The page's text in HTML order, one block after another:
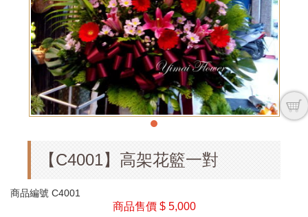
【C4001】高架花籃一對
商品編號 C4001
商品售價 $ 5,000